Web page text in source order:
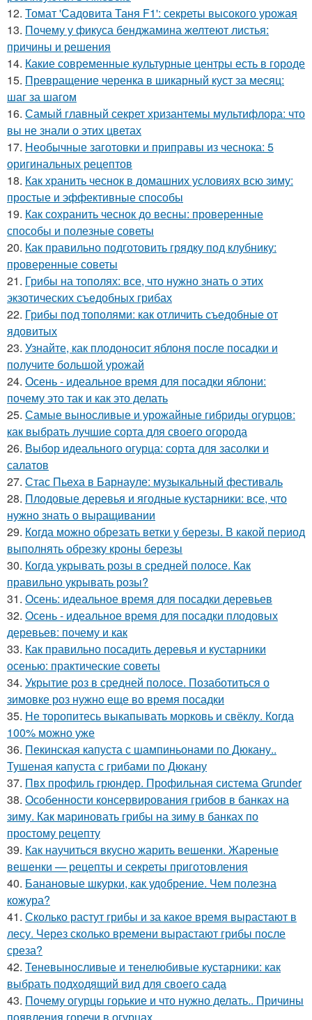
12. Томат 'Садовита Таня F1': секреты высокого урожая
13. Почему у фикуса бенджамина желтеют листья:
причины и решения
14. Какие современные культурные центры есть в городе
15. Превращение черенка в шикарный куст за месяц:
шаг за шагом
16. Самый главный секрет хризантемы мультифлора: что
вы не знали о этих цветах
17. Необычные заготовки и приправы из чеснока: 5
оригинальных рецептов
18. Как хранить чеснок в домашних условиях всю зиму:
простые и эффективные способы
19. Как сохранить чеснок до весны: проверенные
способы и полезные советы
20. Как правильно подготовить грядку под клубнику:
проверенные советы
21. Грибы на тополях: все, что нужно знать о этих
экзотических съедобных грибах
22. Грибы под тополями: как отличить съедобные от
ядовитых
23. Узнайте, как плодоносит яблоня после посадки и
получите большой урожай
24. Осень - идеальное время для посадки яблони:
почему это так и как это делать
25. Самые выносливые и урожайные гибриды огурцов:
как выбрать лучшие сорта для своего огорода
26. Выбор идеального огурца: сорта для засолки и
салатов
27. Стас Пьеха в Барнауле: музыкальный фестиваль
28. Плодовые деревья и ягодные кустарники: все, что
нужно знать о выращивании
29. Когда можно обрезать ветки у березы. В какой период
выполнять обрезку кроны березы
30. Когда укрывать розы в средней полосе. Как
правильно укрывать розы?
31. Осень: идеальное время для посадки деревьев
32. Осень - идеальное время для посадки плодовых
деревьев: почему и как
33. Как правильно посадить деревья и кустарники
осенью: практические советы
34. Укрытие роз в средней полосе. Позаботиться о
зимовке роз нужно еще во время посадки
35. Не торопитесь выкапывать морковь и свёклу. Когда
100% можно уже
36. Пекинская капуста с шампиньонами по Дюкану..
Тушеная капуста с грибами по Дюкану
37. Пвх профиль грюндер. Профильная система Grunder
38. Особенности консервирования грибов в банках на
зиму. Как мариновать грибы на зиму в банках по
простому рецепту
39. Как научиться вкусно жарить вешенки. Жареные
вешенки — рецепты и секреты приготовления
40. Банановые шкурки, как удобрение. Чем полезна
кожура?
41. Сколько растут грибы и за какое время вырастают в
лесу. Через сколько времени вырастают грибы после
среза?
42. Теневыносливые и тенелюбивые кустарники: как
выбрать подходящий вид для своего сада
43. Почему огурцы горькие и что нужно делать.. Причины